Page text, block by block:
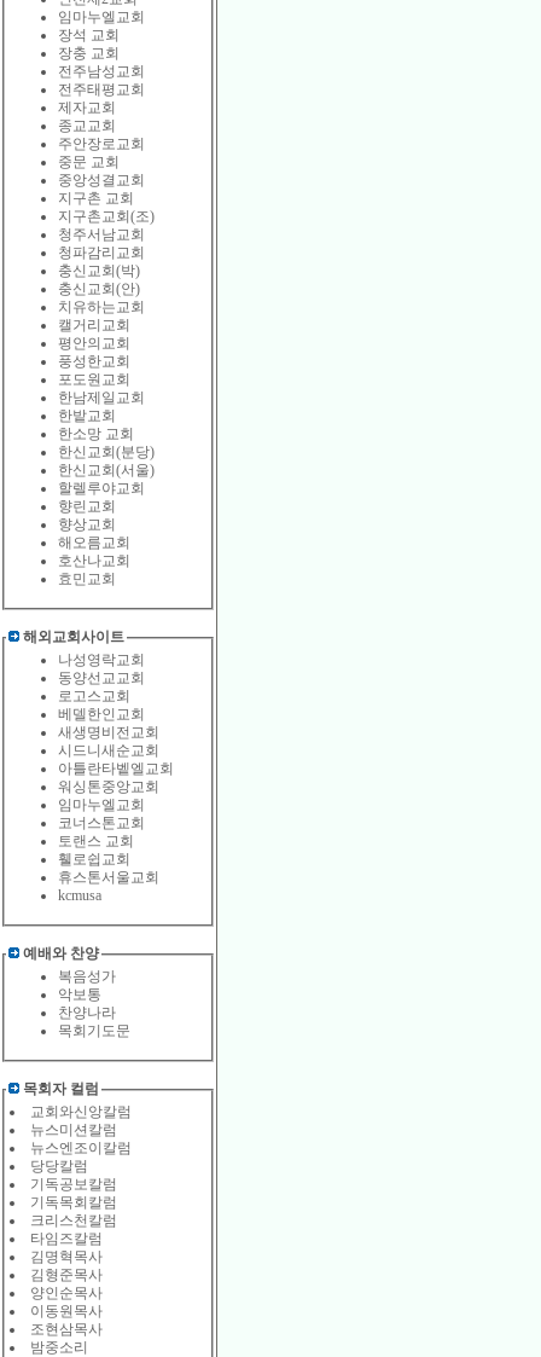
임마누엘교회
장석 교회
장충 교회
전주남성교회
전주태평교회
제자교회
종교교회
주안장로교회
중문 교회
중앙성결교회
지구촌 교회
지구촌교회(조)
청주서남교회
청파감리교회
충신교회(박)
충신교회(안)
치유하는교회
캘거리교회
평안의교회
풍성한교회
포도원교회
한남제일교회
한밭교회
한소망 교회
한신교회(분당)
한신교회(서울)
할렐루야교회
향린교회
향상교회
해오름교회
호산나교회
효민교회
해외교회사이트
나성영락교회
동양선교교회
로고스교회
베델한인교회
새생명비전교회
시드니새순교회
아틀란타벹엘교회
워싱톤중앙교회
임마누엘교회
코너스톤교회
토랜스 교회
휄로쉽교회
휴스톤서울교회
kcmusa
예배와 찬양
복음성가
악보통
찬양나라
목회기도문
목회자 컬럼
교회와신앙칼럼
뉴스미션칼럼
뉴스엔조이칼럼
당당칼럼
기독공보칼럼
기독목회칼럼
크리스천칼럼
타임즈칼럼
김명혁목사
김형준목사
양인순목사
이동원목사
조현삼목사
밤중소리